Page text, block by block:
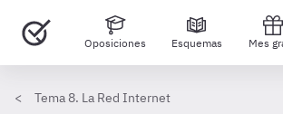
Oposiciones Esquemas Mes
Tema 8. La Red Internet